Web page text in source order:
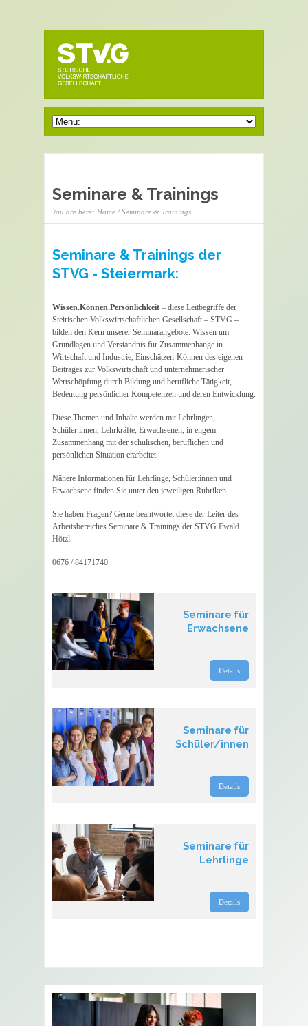
Seminare & Trainings
You are here: Home / Seminare & Trainings
Seminare & Trainings der
STVG - Steiermark:
Wissen.Können.Persönlichkeit – diese Leitbegriffe der
Steirischen Volkswirtschaftlichen Gesellschaft – STVG –
bilden den Kern unserer Seminarangebote: Wissen um
Grundlagen und Verständnis für Zusammenhänge in
Wirtschaft und Industrie, Einschätzen-Können des eigenen
Beitrages zur Volkswirtschaft und unternehmerischer
Wertschöpfung durch Bildung und berufliche Tätigkeit,
Bedeutung persönlicher Kompetenzen und deren Entwicklung.
Diese Themen und Inhalte werden mit Lehrlingen,
Schüler:innen, Lehrkräfte, Erwachsenen, in engem
Zusammenhang mit der schulischen, beruflichen und
persönlichen Situation erarbeitet.
Nähere Informationen für Lehrlinge, Schüler:innen und
Erwachsene finden Sie unter den jeweiligen Rubriken.
Sie haben Fragen? Gerne beantwortet diese der Leiter des
Arbeitsbereiches Seminare & Trainings der STVG Ewald
Hötzl.
0676 / 84171740
Seminare für
Erwachsene
Details
Seminare für
Schüler/innen
Details
Seminare für
Lehrlinge
Details